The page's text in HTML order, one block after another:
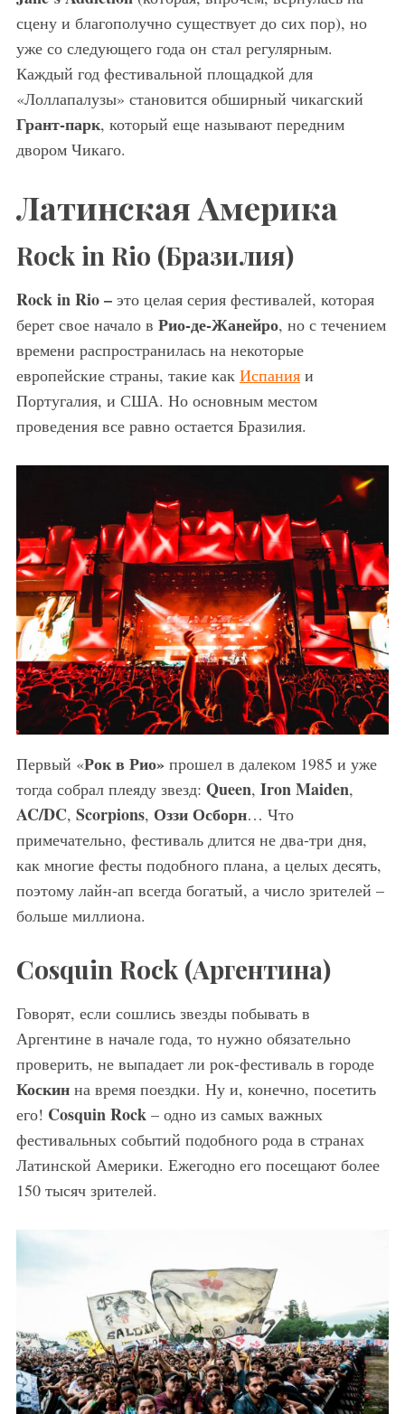
сцену и благополучно существует до сих пор), но
уже со следующего года он стал регулярным.
Каждый год фестивальной площадкой для
«Лоллапалузы» становится обширный чикагский
Грант-парк, который еще называют передним
двором Чикаго.
Латинская Америка
Rock in Rio (Бразилия)
Rock in Rio – это целая серия фестивалей, которая
берет свое начало в Рио-де-Жанейро, но с течением
времени распространилась на некоторые
европейские страны, такие как Испанияи
Португалия, и США. Но основным местом
проведения все равно остается Бразилия.
Первый «Рок в Рио»прошел в далеком 1985 и уже
тогда собрал плеяду звезд: Queen, Iron Maiden,
AC/DC, Scorpions, Оззи Осборн… Что
примечательно, фестиваль длится не два-три дня,
как многие фесты подобного плана, а целых десять,
поэтому лайн-ап всегда богатый, а число зрителей –
больше миллиона.
Cosquin Rock (Аргентина)
Говорят, если сошлись звезды побывать в
Аргентине в начале года, то нужно обязательно
проверить, не выпадает ли рок-фестиваль в городе
Коскинна время поездки. Ну и, конечно, посетить
его! Cosquin Rock– одно из самых важных
фестивальных событий подобного рода в странах
Латинской Америки. Ежегодно его посещают более
150 тысяч зрителей.